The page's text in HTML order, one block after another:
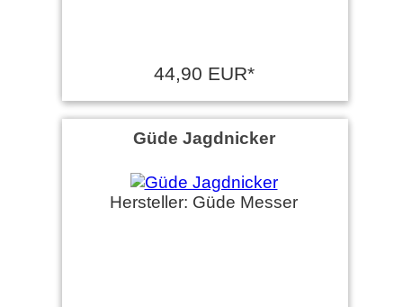
44,90 EUR*
Güde Jagdnicker
Hersteller: Güde Messer